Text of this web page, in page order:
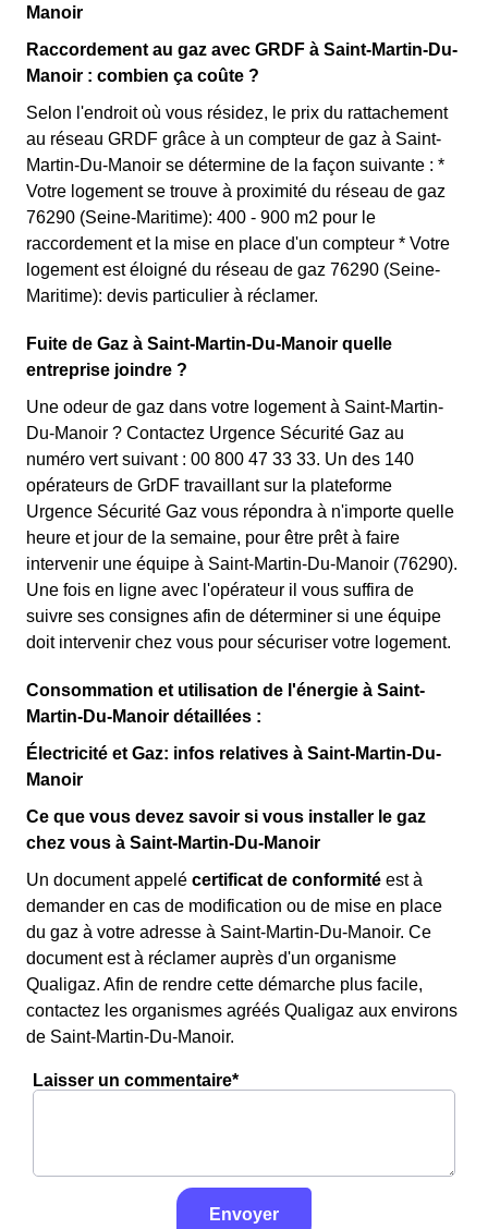
Manoir
Raccordement au gaz avec GRDF à Saint-Martin-Du-
Manoir : combien ça coûte ?
Selon l'endroit où vous résidez, le prix du rattachement
au réseau GRDF grâce à un compteur de gaz à Saint-
Martin-Du-Manoir se détermine de la façon suivante : *
Votre logement se trouve à proximité du réseau de gaz
76290 (Seine-Maritime): 400 - 900 m2 pour le
raccordement et la mise en place d'un compteur * Votre
logement est éloigné du réseau de gaz 76290 (Seine-
Maritime): devis particulier à réclamer.
Fuite de Gaz à Saint-Martin-Du-Manoir quelle
entreprise joindre ?
Une odeur de gaz dans votre logement à Saint-Martin-
Du-Manoir ? Contactez Urgence Sécurité Gaz au
numéro vert suivant : 00 800 47 33 33. Un des 140
opérateurs de GrDF travaillant sur la plateforme
Urgence Sécurité Gaz vous répondra à n'importe quelle
heure et jour de la semaine, pour être prêt à faire
intervenir une équipe à Saint-Martin-Du-Manoir (76290).
Une fois en ligne avec l'opérateur il vous suffira de
suivre ses consignes afin de déterminer si une équipe
doit intervenir chez vous pour sécuriser votre logement.
Consommation et utilisation de l'énergie à Saint-
Martin-Du-Manoir détaillées :
Électricité et Gaz: infos relatives à Saint-Martin-Du-
Manoir
Ce que vous devez savoir si vous installer le gaz
chez vous à Saint-Martin-Du-Manoir
Un document appelé certificat de conformité est à
demander en cas de modification ou de mise en place
du gaz à votre adresse à Saint-Martin-Du-Manoir. Ce
document est à réclamer auprès d'un organisme
Qualigaz. Afin de rendre cette démarche plus facile,
contactez les organismes agréés Qualigaz aux environs
de Saint-Martin-Du-Manoir.
Laisser un commentaire*
Envoyer